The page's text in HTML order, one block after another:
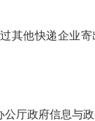
其他快递企业
公厅政府信息与